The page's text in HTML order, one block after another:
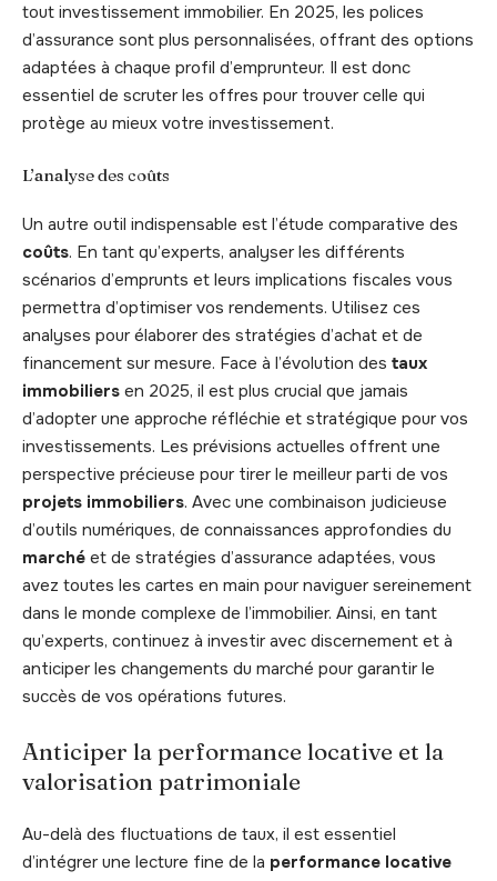
tout investissement immobilier. En 2025, les polices
d’assurance sont plus personnalisées, offrant des options
adaptées à chaque profil d’emprunteur. Il est donc
essentiel de scruter les offres pour trouver celle qui
protège au mieux votre investissement.
L’analyse des coûts
Un autre outil indispensable est l’étude comparative des
coûts. En tant qu’experts, analyser les différents
scénarios d’emprunts et leurs implications fiscales vous
permettra d’optimiser vos rendements. Utilisez ces
analyses pour élaborer des stratégies d’achat et de
financement sur mesure. Face à l’évolution des taux
immobiliers en 2025, il est plus crucial que jamais
d’adopter une approche réfléchie et stratégique pour vos
investissements. Les prévisions actuelles offrent une
perspective précieuse pour tirer le meilleur parti de vos
projets immobiliers. Avec une combinaison judicieuse
d’outils numériques, de connaissances approfondies du
marché et de stratégies d’assurance adaptées, vous
avez toutes les cartes en main pour naviguer sereinement
dans le monde complexe de l’immobilier. Ainsi, en tant
qu’experts, continuez à investir avec discernement et à
anticiper les changements du marché pour garantir le
succès de vos opérations futures.
Anticiper la performance locative et la
valorisation patrimoniale
Au-delà des fluctuations de taux, il est essentiel
d’intégrer une lecture fine de la performance locative